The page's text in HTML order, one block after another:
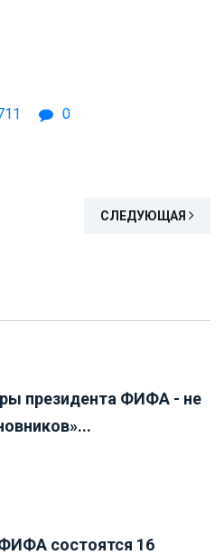
0
СЛЕДУЮЩАЯ
президента ФИФА - не
состоятся 16